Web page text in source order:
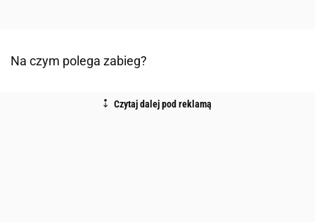
Na czym polega zabieg?